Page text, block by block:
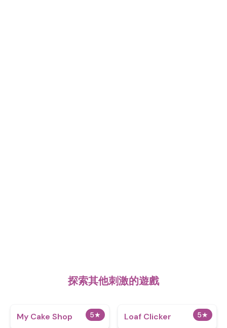
探索其他刺激的遊戲
5★
My Cake Shop 5★
Loaf Clicker